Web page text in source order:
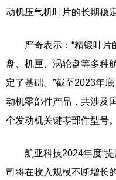
动机压气机叶片的长期稳
严奇表示：“精锻叶片
盘、机匣、涡轮盘等多种
定了基础。”截至2023年
动机零部件产品，共涉及
个发动机关键零部件型号。
航亚科技2024年度“提
司将在收入规模不断增长